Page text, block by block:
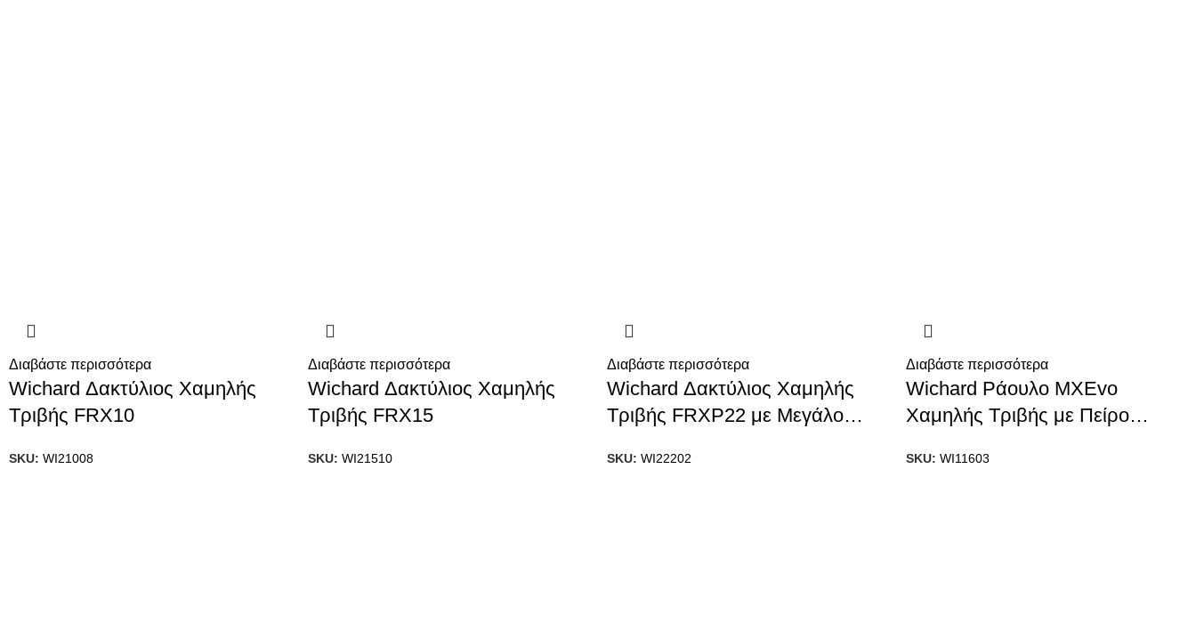
Διαβάστε περισσότερα
Wichard Δακτύλιος Χαμηλής
Τριβής FRX10
SKU: WI21008
Διαβάστε περισσότερα
Wichard Δακτύλιος Χαμηλής
Τριβής FRX15
SKU: WI21510
Διαβάστε περισσότερα
Wichard Δακτύλιος Χαμηλής
Τριβής FRXP22 με Μεγάλο
SKU: WI22202
Διαβάστε περισσότερα
Wichard Ράουλο MXEvo
Χαμηλής Τριβής με Πείρο
SKU: WI11603